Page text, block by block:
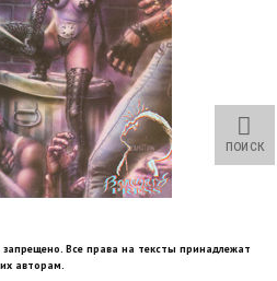
Fan Edition
Remaster Fan Edition
Edition
Edition
Remaster Fan Edition
Все права на тексты принадлежат
их авторам.
ПОИСК